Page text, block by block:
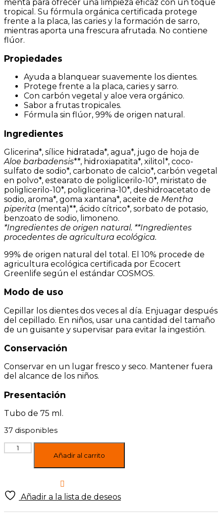
menta para ofrecer una limpieza eficaz con un toque
tropical. Su fórmula orgánica certificada protege
frente a la placa, las caries y la formación de sarro,
mientras aporta una frescura afrutada. No contiene
flúor.
Propiedades
Ayuda a blanquear suavemente los dientes.
Protege frente a la placa, caries y sarro.
Con carbón vegetal y aloe vera orgánico.
Sabor a frutas tropicales.
Fórmula sin flúor, 99% de origen natural.
Ingredientes
Glicerina*, sílice hidratada*, agua*, jugo de hoja de
Aloe barbadensis**, hidroxiapatita*, xilitol*, coco-
sulfato de sodio*, carbonato de calcio*, carbón vegetal
en polvo*, estearato de poliglicerilo-10*, miristato de
poliglicerilo-10*, poliglicerina-10*, deshidroacetato de
sodio, aroma*, goma xantana*, aceite de Mentha
piperita (menta)**, ácido cítrico*, sorbato de potasio,
benzoato de sodio, limoneno.
*Ingredientes de origen natural. **Ingredientes
procedentes de agricultura ecológica.
99% de origen natural del total. El 10% procede de
agricultura ecológica certificada por Ecocert
Greenlife según el estándar COSMOS.
Modo de uso
Cepillar los dientes dos veces al día. Enjuagar después
del cepillado. En niños, usar una cantidad del tamaño
de un guisante y supervisar para evitar la ingestión.
Conservación
Conservar en un lugar fresco y seco. Mantener fuera
del alcance de los niños.
Presentación
Tubo de 75 ml.
37 disponibles
Pasta
dental
Blanqueadora
Bio
75ml
EcoDenta
Añadir al carrito
Añadir a la lista de deseos